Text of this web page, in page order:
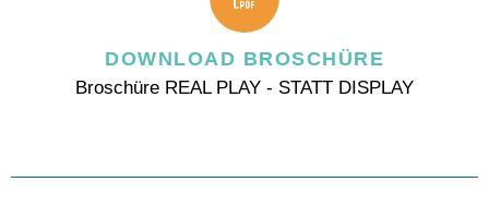
DOWNLOAD BROSCHÜRE
Broschüre REAL PLAY - STATT DISPLAY